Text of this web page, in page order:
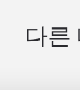
다른